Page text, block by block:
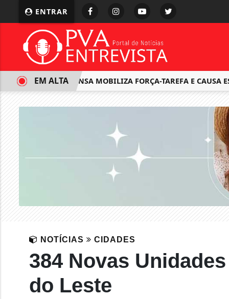
ENTRAR
CHUVA INTENSA MOBILIZA FORÇA-TAREFA E CAUSA
EM ALTA
NOTÍCIAS CIDADES
384 Novas
do Leste